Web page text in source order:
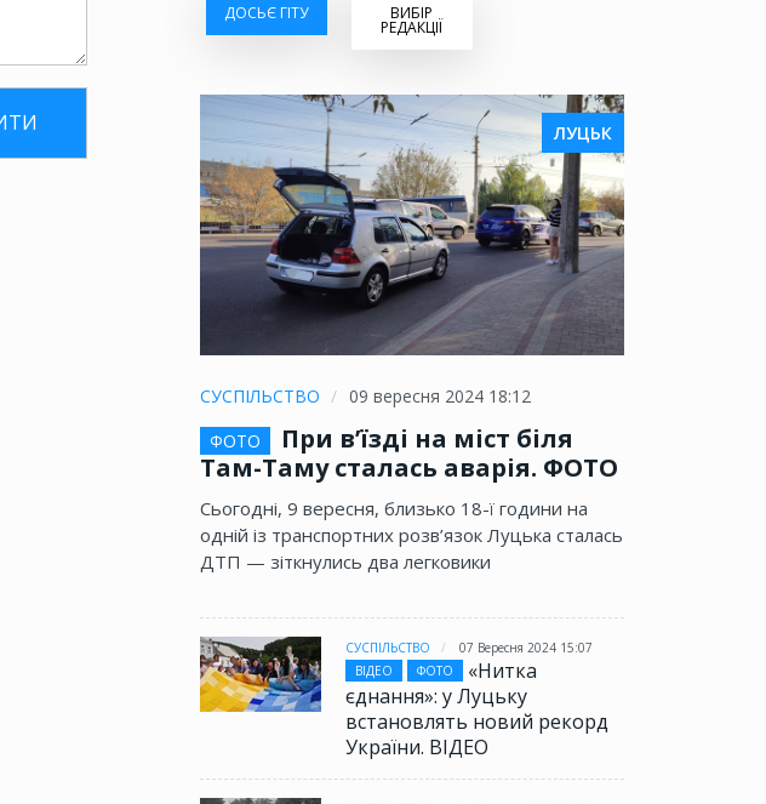
ДОСЬЄ ГІТУ ВИБІР
РЕДАКЦІЇ
ЛУЦЬК
СУСПІЛЬСТВО
09 вересня 2024 18:12
ФОТО
При в’їзді на міст біля
Там-Таму сталась аварія. ФОТО
Сьогодні, 9 вересня, близько 18-ї години на
одній із транспортних розв’язок Луцька сталась
ДТП — зіткнулись два легковики
СУСПІЛЬСТВО
07 Вересня 2024 15:07
ВІДЕО
ФОТО
«Нитка
єднання»: у Луцьку
встановлять новий рекорд
України. ВІДЕО